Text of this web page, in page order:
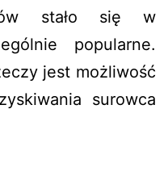
stało się w
popularne.
jest możliwość
surowca